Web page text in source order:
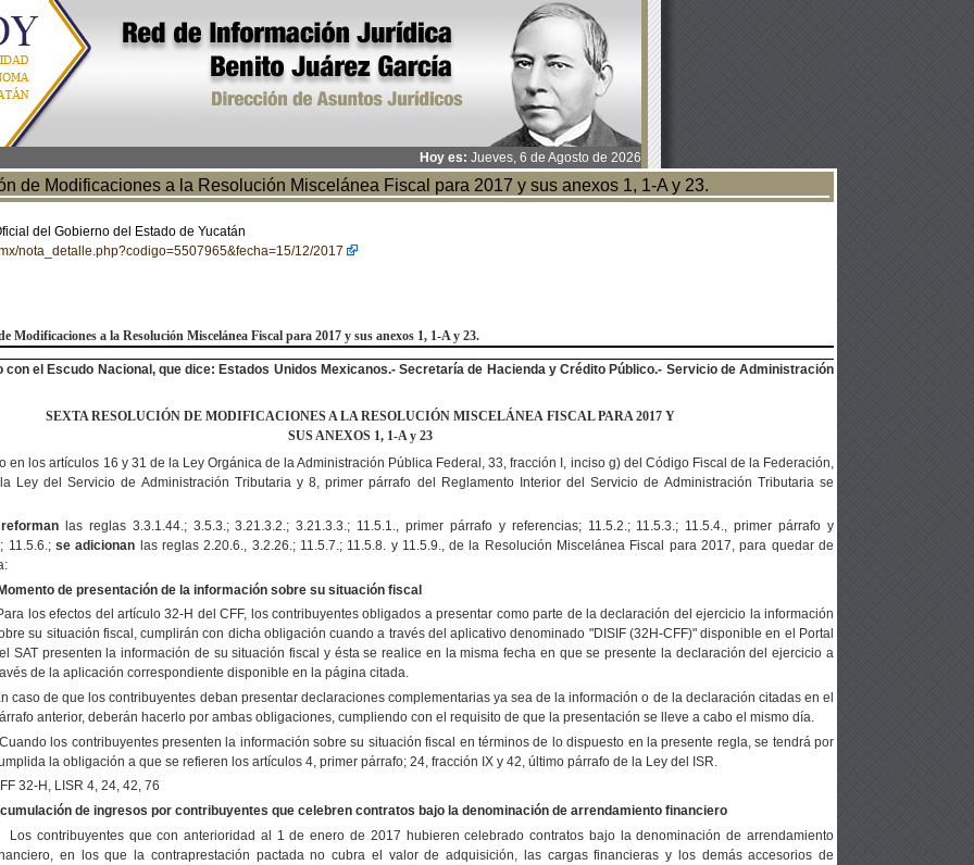
Hoy es: Jueves, 6 de Agosto de 2026
de Modificaciones a la Resolución Miscelánea Fiscal para 2017 y sus anexos 1, 1-A y 23.
del Gobierno del Estado de Yucatán
nota_detalle.php?codigo=5507965&fecha=15/12/2017
Modificaciones a la Resolución Miscelánea Fiscal para 2017 y sus anexos 1, 1-A y 23.
con el Escudo Nacional, que dice: Estados Unidos Mexicanos.- Secretaría de Hacienda y Crédito Público.- Servicio de Administración
SEXTA RESOLUCIÓN DE MODIFICACIONES A LA RESOLUCIÓN MISCELÁNEA FISCAL PARA 2017 Y
SUS ANEXOS 1, 1-A y 23
en los artículos 16 y 31 de la Ley Orgánica de la Administración Pública Federal, 33, fracción I, inciso g) del Código Fiscal de la Federación,
Ley del Servicio de Administración Tributaria y 8, primer párrafo del Reglamento Interior del Servicio de Administración Tributaria se
las reglas 3.3.1.44.; 3.5.3.; 3.21.3.2.; 3.21.3.3.; 11.5.1., primer párrafo y referencias; 11.5.2.; 11.5.3.; 11.5.4., primer párrafo y
11.5.6.; se adicionan las reglas 2.20.6., 3.2.26.; 11.5.7.; 11.5.8. y 11.5.9., de la Resolución Miscelánea Fiscal para 2017, para quedar de
de presentación de la información sobre su situación fiscal
los efectos del artículo 32-H del CFF, los contribuyentes obligados a presentar como parte de la declaración del ejercicio la información
su situación fiscal, cumplirán con dicha obligación cuando a través del aplicativo denominado "DISIF (32H-CFF)" disponible en el Portal
SAT presenten la información de su situación fiscal y ésta se realice en la misma fecha en que se presente la declaración del ejercicio a
de la aplicación correspondiente disponible en la página citada.
caso de que los contribuyentes deban presentar declaraciones complementarias ya sea de la información o de la declaración citadas en el
anterior, deberán hacerlo por ambas obligaciones, cumpliendo con el requisito de que la presentación se lleve a cabo el mismo día.
Cuando los contribuyentes presenten la información sobre su situación fiscal en términos de lo dispuesto en la presente regla, se tendrá por
la obligación a que se refieren los artículos 4, primer párrafo; 24, fracción IX y 42, último párrafo de la Ley del ISR.
32-H, LISR 4, 24, 42, 76
de ingresos por contribuyentes que celebren contratos bajo la denominación de arrendamiento financiero
Los contribuyentes que con anterioridad al 1 de enero de 2017 hubieren celebrado contratos bajo la denominación de arrendamiento
en los que la contraprestación pactada no cubra el valor de adquisición, las cargas financieras y los demás accesorios de